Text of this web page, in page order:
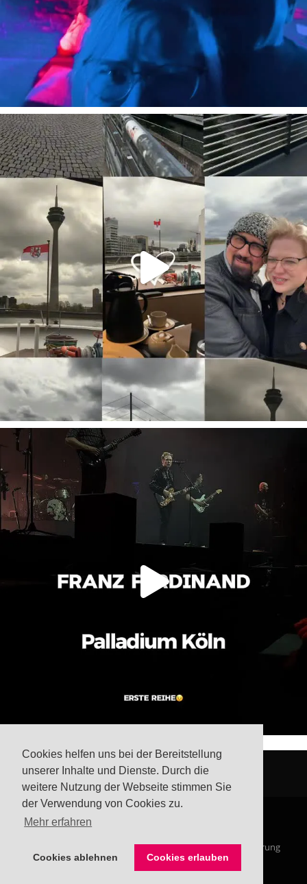
Cookies helfen uns bei der Bereitstellung
unserer Inhalte und Dienste. Durch die
weitere Nutzung der Webseite stimmen Sie
der Verwendung von Cookies zu.
Mehr erfahren
Cookies ablehnen Cookies erlauben
Impressum Datenschutzerklärung